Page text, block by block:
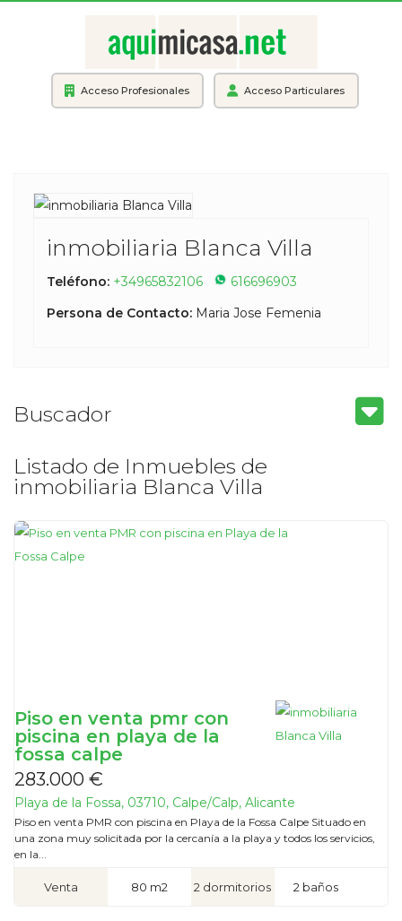
Acceso Profesionales Acceso Particulares
inmobiliaria Blanca Villa
Teléfono: +34965832106
616696903
Persona de Contacto: Maria Jose Femenia
Listado de Inmuebles de
inmobiliaria Blanca Villa
Piso en venta pmr con
piscina en playa de la
fossa calpe
283.000 €
Playa de la Fossa, 03710, Calpe/Calp, Alicante
Piso en venta PMR con piscina en Playa de la Fossa Calpe Situado en
una zona muy solicitada por la cercanía a la playa y todos los servicios,
en la...
Venta 80 m2 2 dormitorios 2 baños
Buscador